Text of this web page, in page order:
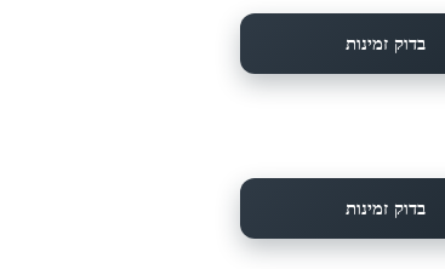
בדוק זמינות
בדוק זמינות